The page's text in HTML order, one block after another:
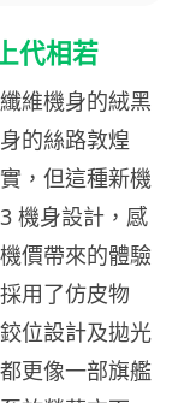
代相若
維機身的絨黑
的絲路敦煌
，但這種新機
機身設計，感
價帶來的體驗
用了仿皮物
位設計及拋光
更像一部旗艦